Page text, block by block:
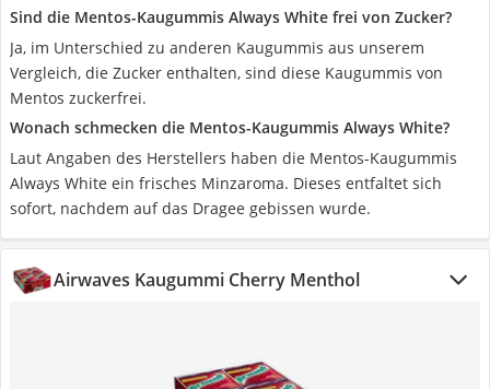
Sind die Mentos-Kaugummis Always White frei von Zucker?
Ja, im Unterschied zu anderen Kaugummis aus unserem
Vergleich, die Zucker enthalten, sind diese Kaugummis von
Mentos zuckerfrei.
Wonach schmecken die Mentos-Kaugummis Always White?
Laut Angaben des Herstellers haben die Mentos-Kaugummis
Always White ein frisches Minzaroma. Dieses entfaltet sich
sofort, nachdem auf das Dragee gebissen wurde.
Airwaves Kaugummi Cherry Menthol